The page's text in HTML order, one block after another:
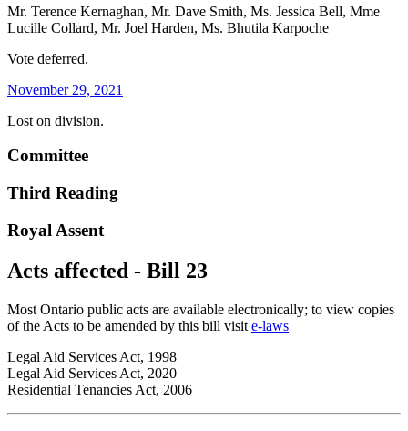
Mr. Terence Kernaghan, Mr. Dave Smith, Ms. Jessica Bell, Mme
Lucille Collard, Mr. Joel Harden, Ms. Bhutila Karpoche
Vote deferred.
November 29, 2021
Lost on division.
Committee
Third Reading
Royal Assent
Acts affected - Bill 23
Most Ontario public acts are available electronically; to view copies
of the Acts to be amended by this bill visit e-laws
Legal Aid Services Act, 1998
Legal Aid Services Act, 2020
Residential Tenancies Act, 2006